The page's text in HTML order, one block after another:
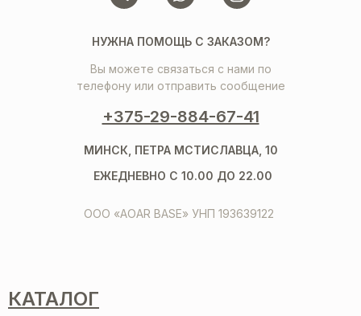
НУЖНА ПОМОЩЬ С ЗАКАЗОМ?
Вы можете связаться с нами по
телефону или отправить сообщение
+375-29-884-67-41
ООО «AOAR BASE» УНП 193639122
МИНСК, ПЕТРА МСТИСЛАВЦА, 10
ЕЖЕДНЕВНО С 10.00 ДО 22.00
КАТАЛОГ